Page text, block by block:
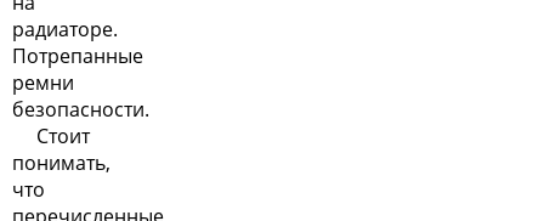
радиаторе.
Потрепанные
ремни
безопасности.
Стоит
понимать,
что